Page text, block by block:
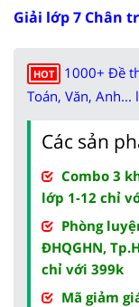
Giải lớp 7 Chân
HOT
1000+ Đề
Toán, Văn,
Các sản
Combo 3
lớp 1-12 chỉ
Phòng
ĐHQGHN,
chỉ với 399k
Mã giảm